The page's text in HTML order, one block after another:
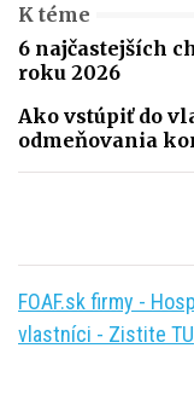
K téme
6 najčastejších
roku 2026
Ako vstúpiť do
odmeňovania
FOAF.sk firmy -
vlastníci - Zistite TU